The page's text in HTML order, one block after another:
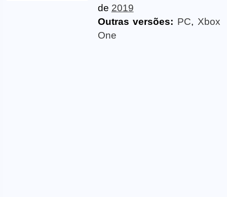
de 2019
Outras versões: PC, Xbox
One